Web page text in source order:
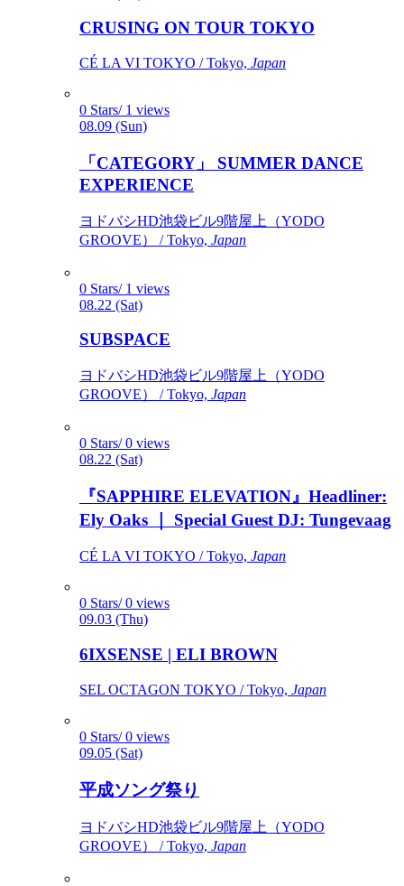
CRUSING ON TOUR TOKYO
CÉ LA VI TOKYO / Tokyo, Japan
0 Stars/ 1 views
08.09 (Sun)
「CATEGORY」 SUMMER DANCE
EXPERIENCE
ヨドバシHD池袋ビル9階屋上（YODO
GROOVE） / Tokyo, Japan
0 Stars/ 1 views
08.22 (Sat)
SUBSPACE
ヨドバシHD池袋ビル9階屋上（YODO
GROOVE） / Tokyo, Japan
0 Stars/ 0 views
08.22 (Sat)
『SAPPHIRE ELEVATION』Headliner:
Ely Oaks ｜ Special Guest DJ: Tungevaag
CÉ LA VI TOKYO / Tokyo, Japan
0 Stars/ 0 views
09.03 (Thu)
6IXSENSE | ELI BROWN
SEL OCTAGON TOKYO / Tokyo, Japan
0 Stars/ 0 views
09.05 (Sat)
平成ソング祭り
ヨドバシHD池袋ビル9階屋上（YODO
GROOVE） / Tokyo, Japan